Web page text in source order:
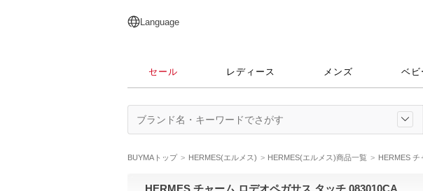
日本語
English
简体中文
繁體中文
Language
セール レディース メンズ ベビ
BUYMAトップ HERMES(エルメス) HERMES(エルメス)商品一覧 HERMES
HERMES チャーム ロデオペガサス タッチ 083010CA